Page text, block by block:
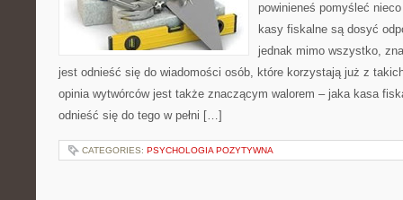
powinieneś pomyśleć
kasy fiskalne są dosyć
jednak mimo wszystko,
jest odnieść się do wiadomości osób, które korzystają już z
opinia wytwórców jest także znaczącym walorem – jaka kasa
odnieść się do tego w pełni […]
CATEGORIES: PSYCHOLOGIA POZYTYWNA